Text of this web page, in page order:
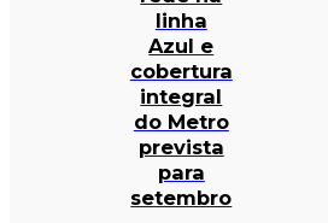
linha
Azul e
cobertura
integral
do Metro
prevista
para
setembro